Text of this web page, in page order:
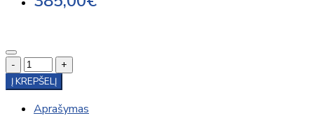
-
+
Į KREPŠELĮ
Aprašymas